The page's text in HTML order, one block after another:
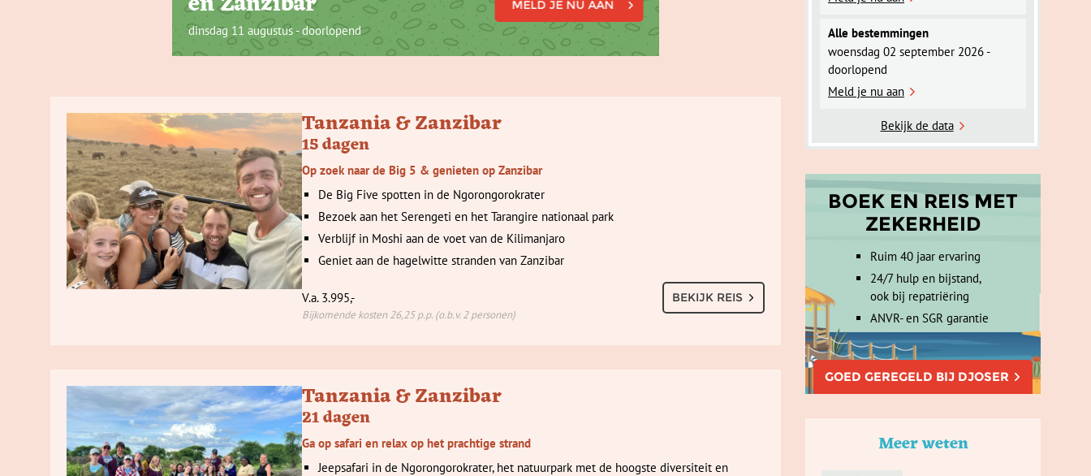
dinsdag 11 augustus - doorlopend
MELD JE NU AAN
Tanzania & Zanzibar
15 dagen
Op zoek naar de Big 5 & genieten op Zanzibar
De Big Five spotten in de Ngorongorokrater
Bezoek aan het Serengeti en het Tarangire nationaal park
Verblijf in Moshi aan de voet van de Kilimanjaro
Geniet aan de hagelwitte stranden van Zanzibar
V.a. 3.995,- BEKIJK REIS
Bijkomende kosten 26,25 p.p. (o.b.v. 2 personen)
Tanzania & Zanzibar
21 dagen
Ga op safari en relax op het prachtige strand
Jeepsafari in de Ngorongorokrater, het natuurpark met de hoogste diversiteit en
BOEK EN REIS MET
ZEKERHEID
Ruim 40 jaar ervaring
24/7 hulp en bijstand,
ook bij repatriëring
ANVR- en SGR garantie
GOED GEREGELD BIJ DJOSER
Alle bestemmingen
woensdag 02 september 2026 -
doorlopend
Meld je nu aan
Bekijk de data
Meer weten